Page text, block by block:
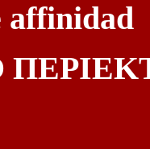
affinidad